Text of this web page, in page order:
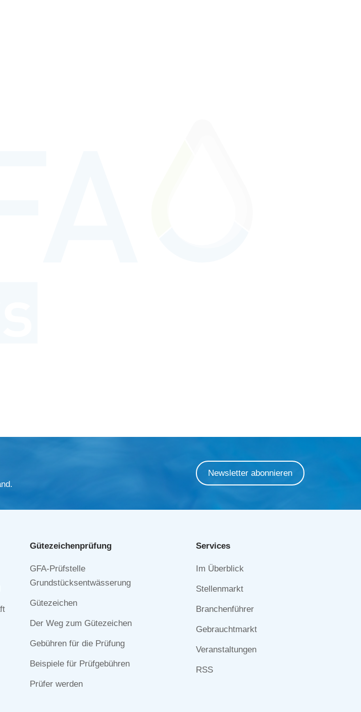
Newsletter abonnieren
Gütezeichen­prüfung
Navigation
überspringen
GFA-Prüfstelle
Grundstücksentwässerung
Gütezeichen
Der Weg zum Gütezeichen
Gebühren für die Prüfung
Beispiele für Prüfgebühren
Prüfer werden
Services
Navigation
Im Überblick
Stellenmarkt
Branchenführer
Gebrauchtmarkt
Veranstaltungen
RSS